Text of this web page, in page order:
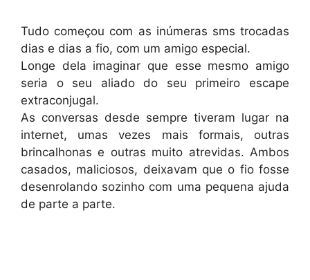
Tudo começou com as inúmeras sms trocadas
dias e dias a fio, com um amigo especial.
Longe dela imaginar que esse mesmo amigo
seria o seu aliado do seu primeiro escape
extraconjugal.
As conversas desde sempre tiveram lugar na
internet, umas vezes mais formais, outras
brincalhonas e outras muito atrevidas. Ambos
casados, maliciosos, deixavam que o fio fosse
desenrolando sozinho com uma pequena ajuda
de parte a parte.